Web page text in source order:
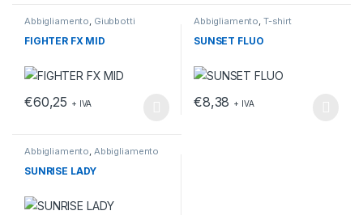
Abbigliamento Giubbotti
FIGHTER FX MID
€60,25 + IVA
Abbigliamento T-shirt
SUNSET FLUO
€8,38 + IVA
Abbigliamento, Abbigliamento
da lavoro T-shirt
SUNRISE LADY